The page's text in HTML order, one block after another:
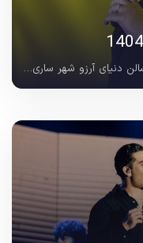
کنسرت رضا صادقی در 7 دی ماه 1404 در سالن دنیای آرزو شهر ساری برگزار شد ؛ اجرایی پرهیجان که از ساعت ها پیش از آغاز برنامه ، با حضور پرشمار علاقه مندان حال و هوایی متفاوت در...